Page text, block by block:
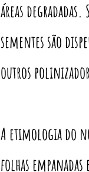
áreas
sementes são
outros
A etimologia do
folhas